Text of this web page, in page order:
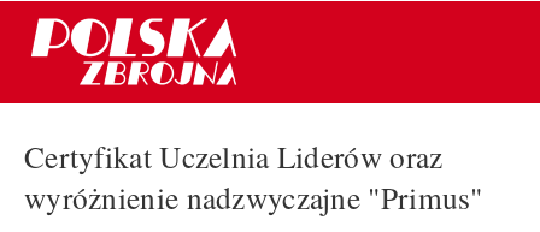
Certyfikat Uczelnia Liderów oraz
wyróżnienie nadzwyczajne "Primus"